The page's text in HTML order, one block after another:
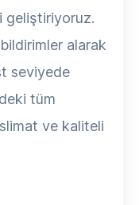
geliştiriyoruz.
alarak
seviyede
tüm
ve kaliteli